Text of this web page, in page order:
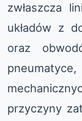
zwłaszcza
układów z
oraz
przyczyny